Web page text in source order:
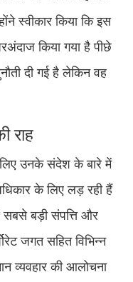
स्वीकार किया कि इस
किया गया है पीछे
दी गई है लेकिन वह
राह
उनके संदेश के बारे में
के लिए लड़ रही हैं
सबसे बड़ी संपत्ति और
जगत सहित विभिन्न
व्यवहार की आलोचना